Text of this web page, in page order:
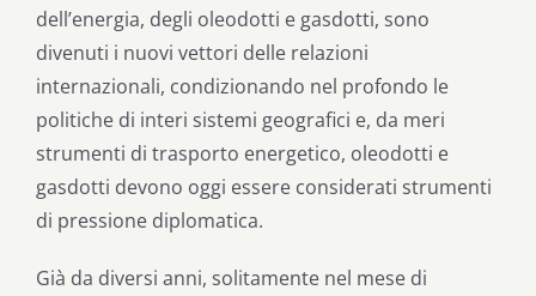
dell’energia, degli oleodotti e gasdotti, sono
divenuti i nuovi vettori delle relazioni
internazionali, condizionando nel profondo le
politiche di interi sistemi geografici e, da meri
strumenti di trasporto energetico, oleodotti e
gasdotti devono oggi essere considerati strumenti
di pressione diplomatica.
Già da diversi anni, solitamente nel mese di